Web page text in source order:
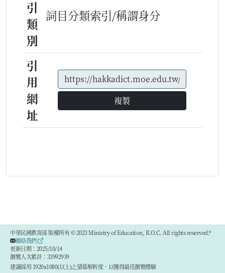
引
類
別
詞目分類索引/稱謂身分
引
用
網
址
複製
中華民國教育部 版權所有 © 2023 Ministry of Education, R.O.C. All rights reserved.®
聯絡我們
更新日期：2025/10/14
瀏覽人次累計：33992939
建議採用 1920x1080(以上)之螢幕解析度，以獲得最佳瀏覽體驗